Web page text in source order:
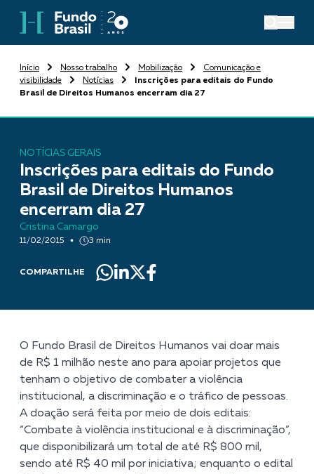
Início Nosso trabalho Mobilização
Comunicação e
visibilidade
Notícias
Inscrições para editais do Fundo
Brasil de Direitos Humanos encerram dia 27
NOTÍCIAS GERAIS
Inscrições para editais do Fundo
Brasil de Direitos Humanos
encerram dia 27
Cristina Camargo
11/02/2015 3 min
COMPARTILHE
O Fundo Brasil de Direitos Humanos vai doar mais
de R$ 1 milhão neste ano para apoiar projetos que
tenham o objetivo de combater a violência
institucional, a discriminação e o tráfico de pessoas.
A doação será feita por meio de dois editais:
“Combate à violência institucional e à discriminação”,
que disponibilizará um total de até R$ 800 mil,
sendo até R$ 40 mil por iniciativa; enquanto o edital